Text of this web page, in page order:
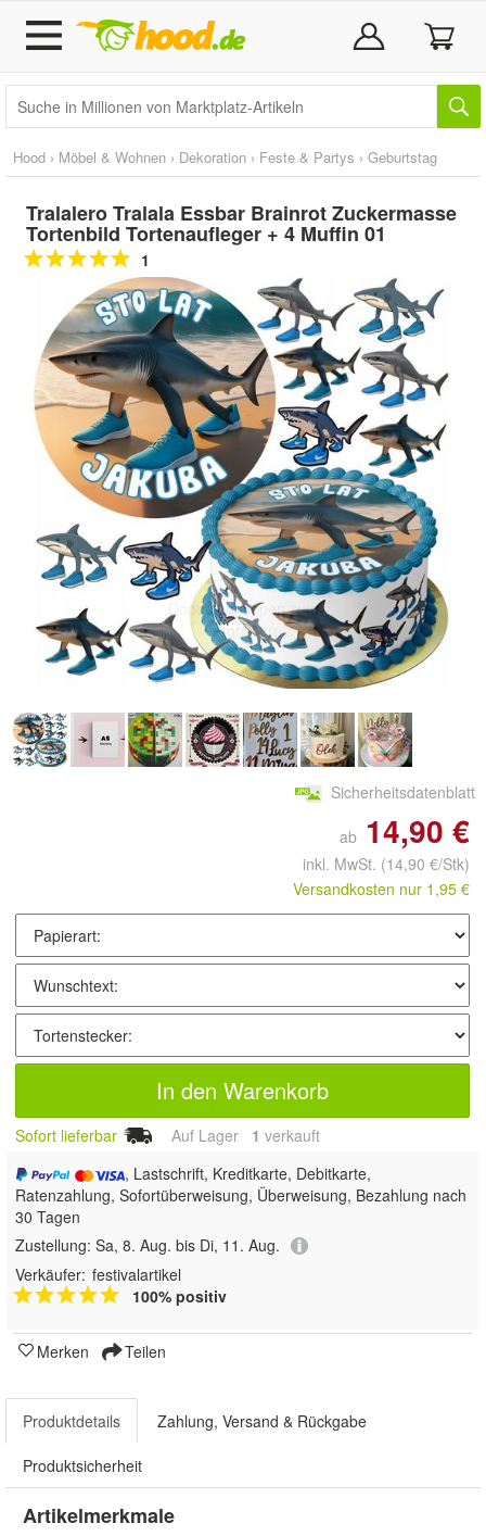
Hood › Möbel & Wohnen › Dekoration › Feste & Partys › Geburtstag
Tralalero Tralala Essbar Brainrot Zuckermasse
Tortenbild Tortenaufleger + 4 Muffin 01
1
Doppelt antippen zum
vergrößern
Sicherheitsdatenblatt
ab 14,90 €
inkl. MwSt. (14,90 €/Stk)
Versandkosten nur 1,95 €
In den Warenkorb
Sofort lieferbar Auf Lager 1 verkauft
, Lastschrift, Kreditkarte, Debitkarte,
Ratenzahlung, Sofortüberweisung, Überweisung, Bezahlung nach
30 Tagen
Zustellung: Sa, 8. Aug. bis Di, 11. Aug.
Verkäufer: festivalartikel
100% positiv
Merken Teilen
Produktdetails Zahlung, Versand & Rückgabe
Produktsicherheit
Artikelmerkmale